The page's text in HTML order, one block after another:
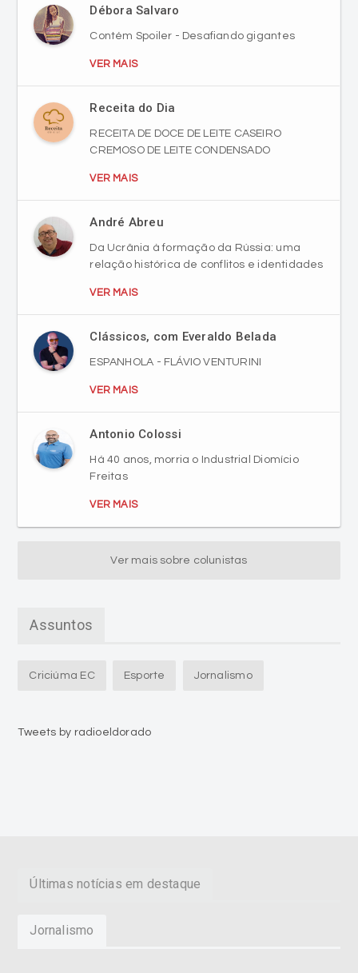
Débora Salvaro
Contém Spoiler - Desafiando gigantes
VER MAIS
Receita do Dia
RECEITA DE DOCE DE LEITE CASEIRO
CREMOSO DE LEITE CONDENSADO
VER MAIS
André Abreu
Da Ucrânia à formação da Rússia: uma
relação histórica de conflitos e identidades
VER MAIS
Clássicos, com Everaldo Belada
ESPANHOLA - FLÁVIO VENTURINI
VER MAIS
Antonio Colossi
Há 40 anos, morria o Industrial Diomício
Freitas
VER MAIS
Ver mais sobre colunistas
Assuntos
Criciúma EC Esporte Jornalismo
Tweets by radioeldorado
Últimas notícias em destaque
Jornalismo